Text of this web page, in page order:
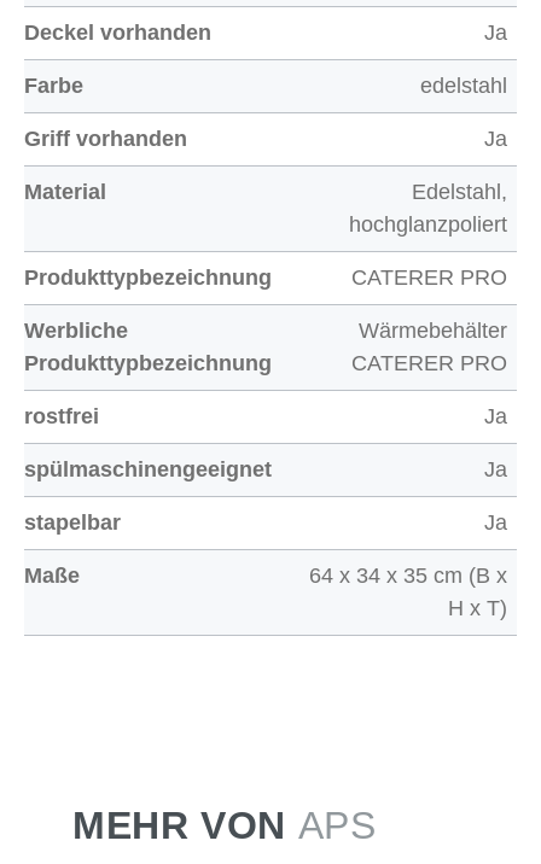
Deckel vorhanden Ja
Farbe edelstahl
Griff vorhanden Ja
Material
Edelstahl,
hochglanzpoliert
Produkttypbezeichnung CATERER PRO
Werbliche
Produkttypbezeichnung
Wärmebehälter
CATERER PRO
rostfrei Ja
spülmaschinengeeignet Ja
stapelbar Ja
Maße
64 x 34 x 35 cm (B x
H x T)
MEHR VON APS